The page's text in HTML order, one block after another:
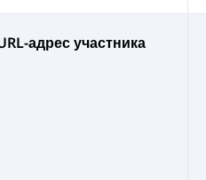
адрес участника